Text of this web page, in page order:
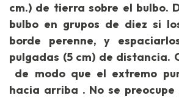
cm.) de tierra sobre el bulbo.
bulbo en grupos de diez si
borde perenne, y
pulgadas (5 cm) de distancia.
de modo que el extremo
hacia arriba . No se